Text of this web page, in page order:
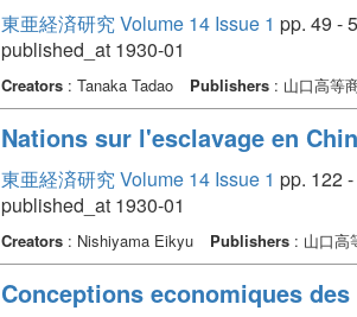
東亜経済研究 Volume 14 Issue 1 pp. 49 -
published_at 1930-01
Creators: Tanaka Tadao Publishers: 山口高等
Nations sur l'esclavage en
東亜経済研究 Volume 14 Issue 1 pp. 122
published_at 1930-01
Creators: Nishiyama Eikyu Publishers: 山口高
Conceptions economiques